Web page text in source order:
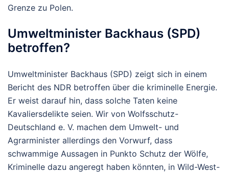
Grenze zu Polen.
Umweltminister Backhaus (SPD)
betroffen?
Umweltminister Backhaus (SPD) zeigt sich in einem
Bericht des NDR betroffen über die kriminelle Energie.
Er weist darauf hin, dass solche Taten keine
Kavaliersdelikte seien. Wir von Wolfsschutz-
Deutschland e. V. machen dem Umwelt- und
Agrarminister allerdings den Vorwurf, dass
schwammige Aussagen in Punkto Schutz der Wölfe,
Kriminelle dazu angeregt haben könnten, in Wild-West-